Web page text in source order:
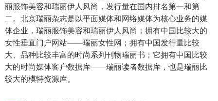
丽服饰美容和瑞丽伊人风尚，发行量在国内排名第一和第
二。北京瑞丽杂志是以平面媒体和网络媒体为核心业务的媒
体企业，瑞丽服饰美容和瑞丽伊人风尚；拥有中国比较大的
女性垂直门户网站——瑞丽女性网；拥有中国发行量比较
大、品种比较丰富的时尚系列刊物瑞丽书；它拥有中国比较
大的时尚媒体客户数据库——瑞丽读者数据库，也是瑞丽比
较大的模特资源库。